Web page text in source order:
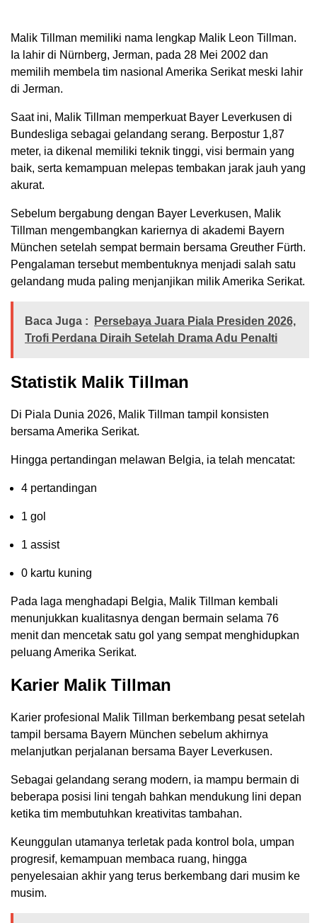
Malik Tillman memiliki nama lengkap Malik Leon Tillman.
Ia lahir di Nürnberg, Jerman, pada 28 Mei 2002 dan
memilih membela tim nasional Amerika Serikat meski lahir
di Jerman.
Saat ini, Malik Tillman memperkuat Bayer Leverkusen di
Bundesliga sebagai gelandang serang. Berpostur 1,87
meter, ia dikenal memiliki teknik tinggi, visi bermain yang
baik, serta kemampuan melepas tembakan jarak jauh yang
akurat.
Sebelum bergabung dengan Bayer Leverkusen, Malik
Tillman mengembangkan kariernya di akademi Bayern
München setelah sempat bermain bersama Greuther Fürth.
Pengalaman tersebut membentuknya menjadi salah satu
gelandang muda paling menjanjikan milik Amerika Serikat.
Baca Juga :
Persebaya Juara Piala Presiden 2026,
Trofi Perdana Diraih Setelah Drama Adu Penalti
Statistik Malik Tillman
Di Piala Dunia 2026, Malik Tillman tampil konsisten
bersama Amerika Serikat.
Hingga pertandingan melawan Belgia, ia telah mencatat:
4 pertandingan
1 gol
1 assist
0 kartu kuning
Pada laga menghadapi Belgia, Malik Tillman kembali
menunjukkan kualitasnya dengan bermain selama 76
menit dan mencetak satu gol yang sempat menghidupkan
peluang Amerika Serikat.
Karier Malik Tillman
Karier profesional Malik Tillman berkembang pesat setelah
tampil bersama Bayern München sebelum akhirnya
melanjutkan perjalanan bersama Bayer Leverkusen.
Sebagai gelandang serang modern, ia mampu bermain di
beberapa posisi lini tengah bahkan mendukung lini depan
ketika tim membutuhkan kreativitas tambahan.
Keunggulan utamanya terletak pada kontrol bola, umpan
progresif, kemampuan membaca ruang, hingga
penyelesaian akhir yang terus berkembang dari musim ke
musim.